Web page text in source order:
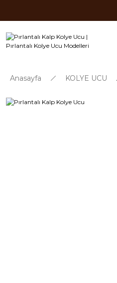
Anasayfa KOLYE UCU